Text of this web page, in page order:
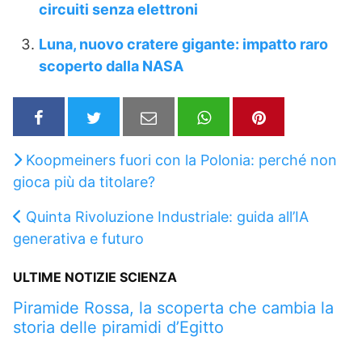
circuiti senza elettroni
Luna, nuovo cratere gigante: impatto raro
scoperto dalla NASA
Koopmeiners fuori con la Polonia: perché non
gioca più da titolare?
Quinta Rivoluzione Industriale: guida all’IA
generativa e futuro
ULTIME NOTIZIE SCIENZA
Piramide Rossa, la scoperta che cambia la
storia delle piramidi d’Egitto